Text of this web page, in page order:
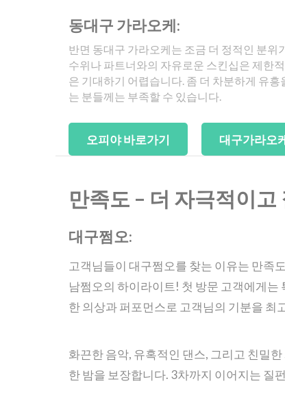
동대구 가라오케:
반면 동대구 가라오케는 조금 더 정적인 분
수위나 파트너와의 자유로운 스킨십은 제한
은 기대하기 어렵습니다. 좀 더 차분하게 유
는 분들께는 부족할 수 있습니다.
만족도 – 더 자극적이고
대구쩜오:
고객님들이 대구쩜오를 찾는 이유는 만족
남쩜오의 하이라이트! 첫 방문 고객에게
한 의상과 퍼포먼스로 고객님의 기분을 최
화끈한 음악, 유혹적인 댄스, 그리고 친밀
한 밤을 보장합니다. 3차까지 이어지는 질